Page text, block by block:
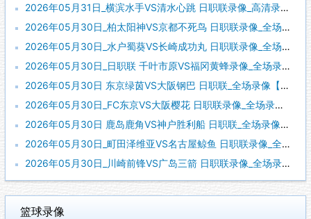
2026年05月31日_横滨水手VS清水心跳 日职联录像_高清录像【全场回放】
2026年05月30日_柏太阳神VS京都不死鸟 日职联录像_全场录像【高清回放】
2026年05月30日_水户蜀葵VS长崎成功丸 日职联录像_全场录像【全场回放】
2026年05月30日_日职联 千叶市原VS福冈黄蜂录像_全场录像【高清回放】
2026年05月30日 东京绿茵VS大阪钢巴 日职联_全场录像【视频集锦】
2026年05月30日_FC东京VS大阪樱花 日职联录像_全场录像【全场回放】
2026年05月30日 鹿岛鹿角VS神户胜利船 日职联_全场录像【视频集锦】
2026年05月30日_町田泽维亚VS名古屋鲸鱼 日职联录像_全场录像【全场回放】
2026年05月30日_川崎前锋VS广岛三箭 日职联录像_全场录像【高清回放】
篮球录像